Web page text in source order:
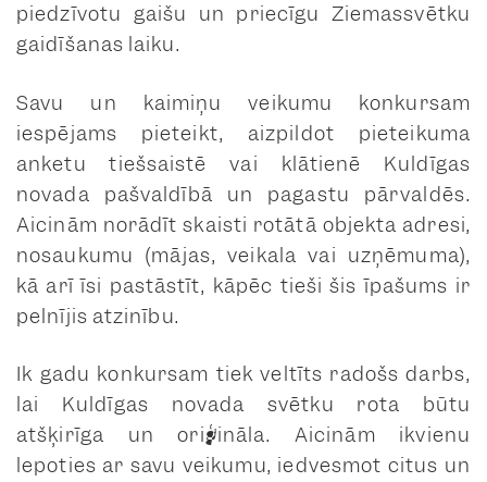
piedzīvotu gaišu un priecīgu Ziemassvētku
gaidīšanas laiku.
Savu un kaimiņu veikumu konkursam
iespējams pieteikt, aizpildot pieteikuma
anketu tiešsaistē vai klātienē Kuldīgas
novada pašvaldībā un pagastu pārvaldēs.
Aicinām norādīt skaisti rotātā objekta adresi,
nosaukumu (mājas, veikala vai uzņēmuma),
kā arī īsi pastāstīt, kāpēc tieši šis īpašums ir
pelnījis atzinību.
Ik gadu konkursam tiek veltīts radošs darbs,
lai Kuldīgas novada svētku rota būtu
atšķirīga un oriģināla. Aicinām ikvienu
lepoties ar savu veikumu, iedvesmot citus un